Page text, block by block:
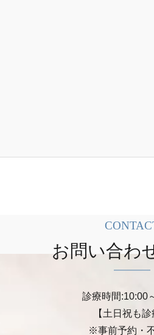
お問い合わ
診療時間:10:00
【土日祝も診
※事前予約・